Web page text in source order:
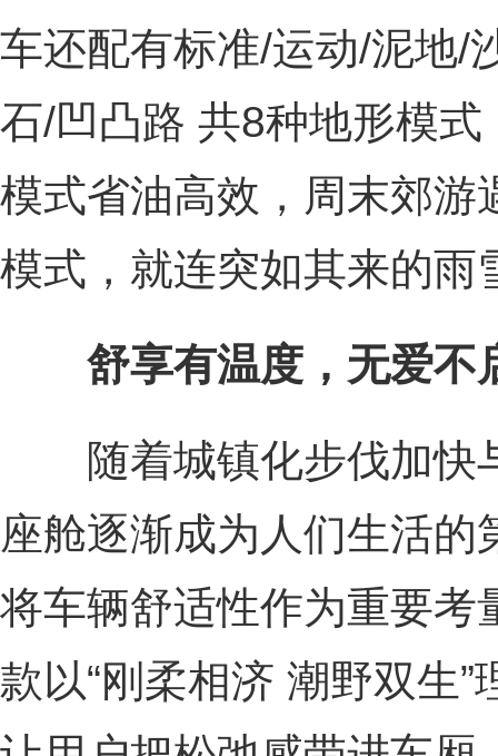
车还配有标准/运动/泥地/
石/凹凸路 共8种地形模
模式省油高效，周末郊游
模式，就连突如其来的雨
舒享有温度，无爱不
随着城镇化步伐加快
座舱逐渐成为人们生活
将车辆舒适性作为重要考
款以“刚柔相济 潮野双生